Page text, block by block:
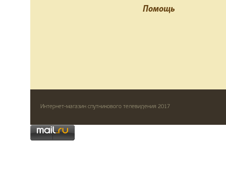
Помощь
Интернет-магазин спутникового телевидения 2017